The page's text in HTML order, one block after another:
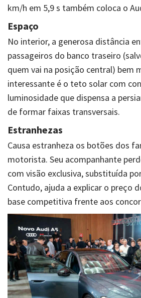
km/h em 5,9 s também coloca o
Espaço
No interior, a generosa distância
passageiros do banco traseiro
quem vai na posição central) bem
interessante é o teto solar com
luminosidade que dispensa a
de formar faixas transversais.
Estranhezas
Causa estranheza os botões dos
motorista. Seu acompanhante
com visão exclusiva, substituída
Contudo, ajuda a explicar o preço
base competitiva frente aos